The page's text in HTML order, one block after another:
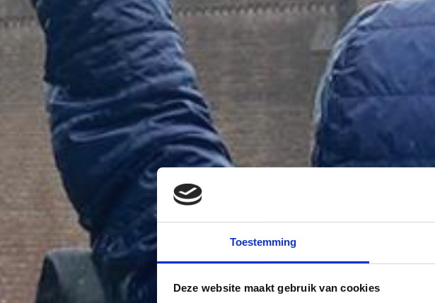
Toestemming
Deze website maakt gebruik van cookies